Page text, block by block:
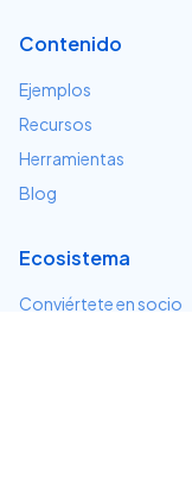
Contenido
Ejemplos
Recursos
Herramientas
Blog
Ecosistema
Conviértete en socio